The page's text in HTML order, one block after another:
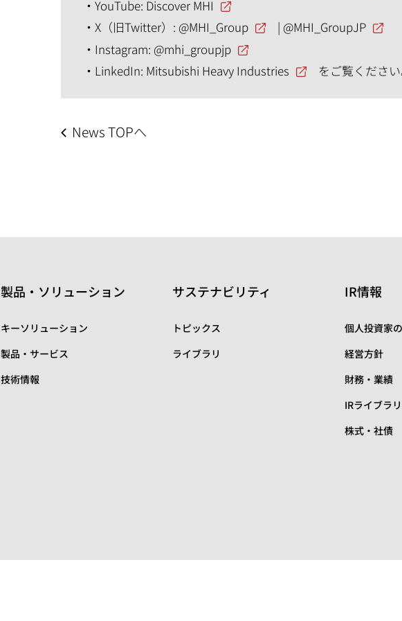
YouTube: Discover MHI
X（旧Twitter）: @MHI_Group | @MHI_GroupJP
Instagram: @mhi_groupjp
LinkedIn: Mitsubishi Heavy Industries をご覧ください
News TOPへ
製品・ソリューション
キーソリューション
製品・サービス
技術情報
サステナビリティ
トピックス
ライブラリ
IR情報
個人投資家
経営方針
財務・業績
IRライブラリ
株式・社債